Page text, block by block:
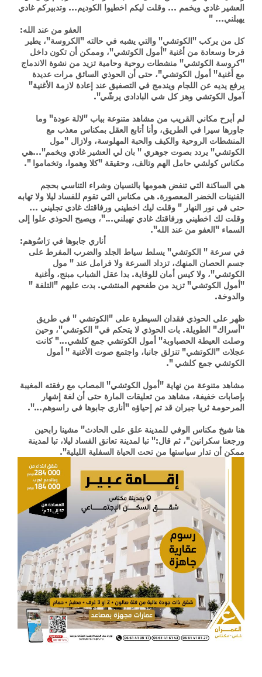
العشير غادي ويخمم ... وقلت ليكم اخطيوا الكوديم... وتدبيركم غادي
يهبلني... "
العفو من عند الله:
كل من يركب "الكوتشي" والتي يشبه في حالته "الكروسة"، يطير
فرحا وسعادة من أغنية "أمول الكوتشي"، وممكن أن تكون داخل
"كروسة الكوتشي" منشطات روحية وحامية تزيد من نشوة الاندماج
مع أغنية" أمول الكوتشي"، حتى أن الحوذي السائق مرات عديدة
يرفع يديه عن اللجام ويندمج في التصفيق عند إعادة لازمة الأغنية"
آمول الكوتشي وهز كل شي البادادي يرشّي".
لم أبرح مكاني القريب من مشاهد متنوعة بباب "لالة عودة" وما
جاورها سيرا في الطريق، وأنا أتابع العقل بمكناس معذب مع
المنشطات الروحية والكيف والحبة المهلوسة، ولازال "مول
الكوتشي" يردد بصوت جوهري " بان لي العشير غادي ويخمم"...هي
مكناس كولشي حامل الهم وتالف، وحقيقة "كلا وهموا، وتخماموا ".
هي الساكنة التي تنفض همومها بالنسيان وشراء التناسي بحجم
القنينات الخضر المعصورة. هي مكناس التي تقوم للفساد ليلا ولا تهابه
حتى في نور النهار " وقلت ليك اخطيني ورفاقتك غادي تجليني ...
وقلت لك اخطيني ورفاقتك غادي تهبلني..."، ويصيح الحوذي علوا إلى
السماء "العفو من عند الله".
أناري جابوها في رَاسُوهم:
في سرعة " الكوتشي" يسلط سياط الجلد والضرب المفرط على
جسم الحصان المنهك، تزداد السرعة ولا فرامل عند " مول
الكوتشي"، ولا كيس أمان للوقاية. بدا عقل الشباب مبنج، وأغنية
"أمول الكوتشي" تزيد من طفحهم المنتشي. بدت عليهم "التلفة "
والدوخة.
ظهر على الحوذي فقدان السيطرة على "الكوتشي " في طريق
"أسراك" الطويلة. بات الحوذي لا يتحكم في" الكوتشي"، وحين
وصلت العيطة الحصباوبة" أمول الكوتشي جمع كلشي..." كانت
عجلات "الكوتشي" تنزلق جانبا، واجتمع صوت الأغنية " أمول
الكوتشي جمع كلشي ".
مشاهد متنوعة من نهاية "أمول الكوتشي" المصاب مع رفقته المغيبة
بإصابات خفيفة، مشاهد من تعليقات المارة حتى أن لغة إشهار
المرحومة ثريا جبران قد تم إحياؤه "أناري جابوها في راسوهم...".
هنا شيخ مكناس الوفي للمدينة علق على الحادث" مشينا رابحين
ورجعنا سكرانين"، ثم قال:" تبا لمدينة تعانق الفساد ليلا، تبا لمدينة
ممكن أن تدار سياستها من تحت الحياة السفلية الليلية".